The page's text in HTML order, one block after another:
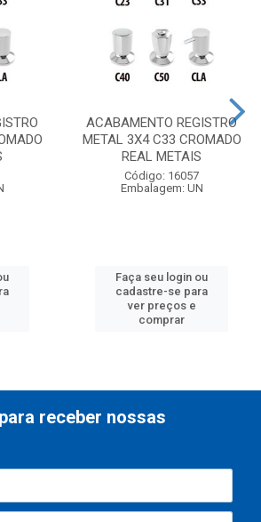
ACABAMENTO REGISTRO
METAL 3X4 C33 CROMADO
REAL METAIS
Código: 16057
Embalagem: UN
Faça seu login ou
cadastre-se para
ver preços e
comprar
receber nossas